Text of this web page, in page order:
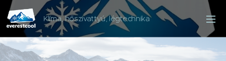
Klíma, hőszivattyú, légtechnika